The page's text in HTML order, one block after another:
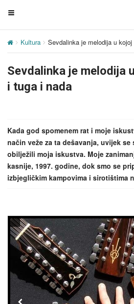
T
g
e
n
g
a
t
i
o
Kultura Sevdalinka je melodija u
Sevdalinka je melodija
i tuga i nada
Kada god spomenem rat i moje
način veže za ta dešavanja, uvijek
obilježili moja iskustva. Moje
kasnije, 1997. godine, dok smo se
izbjegličkim kampovima i sirotištima